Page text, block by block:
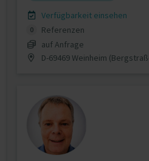
Verfügbarkeit einsehen
0
Referenzen
auf Anfrage
D-69469 Weinheim